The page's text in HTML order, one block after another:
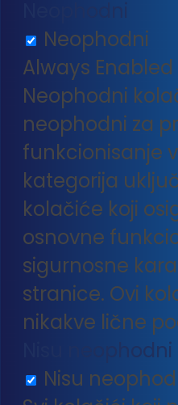
Neophodni
Always Enabled
Neophodni
neophodni za
funkcionisanje
kategorija
kolačiće koji
osnovne
sigurnosne
stranice. Ovi
nikakve lične
Nisu neophodni
Nisu